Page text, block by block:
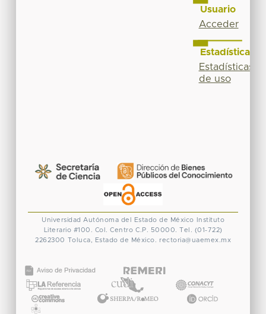
Usuario
Acceder
Estadísticas
Estadísticas
de uso
Universidad Autónoma del Estado de México
Instituto
Literario #100. Col. Centro C.P. 50000. Tel. (01-722)
2262300 Toluca, Estado de México. rectoria@uaemex.mx